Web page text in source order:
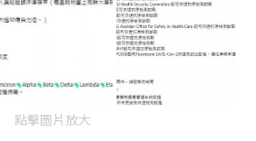
點擊圖片放大